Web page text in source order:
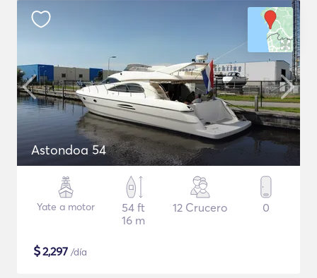
Astondoa 54
Yate a motor
54 ft
16 m
12 Crucero 0
$2,297 /día